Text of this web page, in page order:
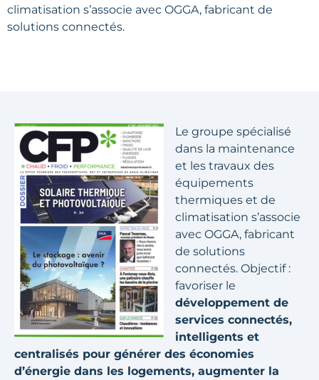
climatisation s’associe avec OGGA, fabricant de
solutions connectés.
Le groupe spécialisé
dans la maintenance
et les travaux des
équipements
thermiques et de
climatisation s’associe
avec OGGA, fabricant
de solutions
connectés. Objectif :
favoriser le
développement de
services connectés,
intelligents et
centralisés pour générer des économies
d’énergie dans les logements, augmenter la